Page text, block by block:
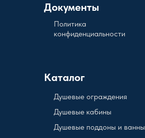
Документы
Политика
конфиденциальности
Каталог
Душевые кабины
Душевые поддоны и ванны
Душевые ограждения